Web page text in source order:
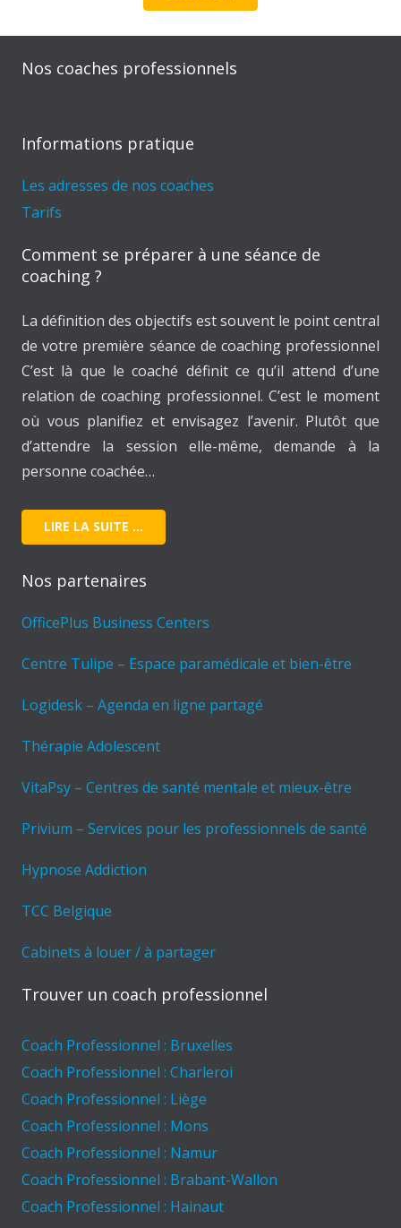
Nos coaches professionnels
Informations pratique
Les adresses de nos coaches
Tarifs
Comment se préparer à une séance de
coaching ?
La définition des objectifs est souvent le point central
de votre première séance de coaching professionnel
C’est là que le coaché définit ce qu’il attend d’une
relation de coaching professionnel. C’est le moment
où vous planifiez et envisagez l’avenir. Plutôt que
d’attendre la session elle-même, demande à la
personne coachée…
LIRE LA SUITE …
Nos partenaires
OfficePlus Business Centers
Centre Tulipe – Espace paramédicale et bien-être
Logidesk – Agenda en ligne partagé
Thérapie Adolescent
VitaPsy – Centres de santé mentale et mieux-être
Privium – Services pour les professionnels de santé
Hypnose Addiction
TCC Belgique
Cabinets à louer / à partager
Trouver un coach professionnel
Coach Professionnel : Bruxelles
Coach Professionnel : Charleroi
Coach Professionnel : Liège
Coach Professionnel : Mons
Coach Professionnel : Namur
Coach Professionnel : Brabant-Wallon
Coach Professionnel : Hainaut